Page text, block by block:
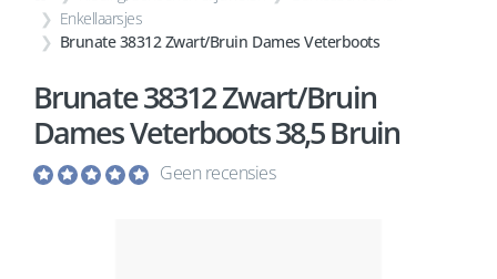
Enkellaarsjes
Brunate 38312 Zwart/Bruin Dames Veterboots
Brunate 38312 Zwart/Bruin
Dames Veterboots 38,5 Bruin
Geen recensies